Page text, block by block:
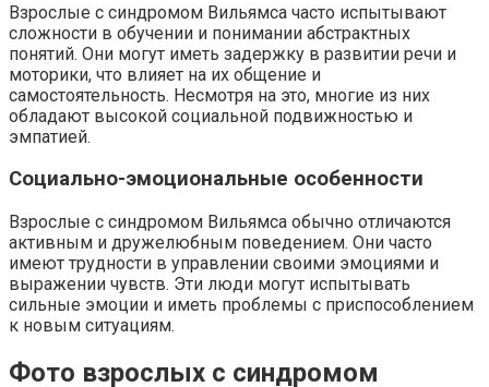
Взрослые с синдромом Вильямса часто испытывают
сложности в обучении и понимании абстрактных
понятий. Они могут иметь задержку в развитии речи и
моторики, что влияет на их общение и
самостоятельность. Несмотря на это, многие из них
обладают высокой социальной подвижностью и
эмпатией.
Социально-эмоциональные особенности
Взрослые с синдромом Вильямса обычно отличаются
активным и дружелюбным поведением. Они часто
имеют трудности в управлении своими эмоциями и
выражении чувств. Эти люди могут испытывать
сильные эмоции и иметь проблемы с приспособлением
к новым ситуациям.
Фото взрослых с синдромом